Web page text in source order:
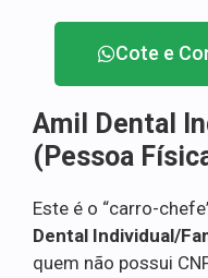
Cote e
Amil Dental
(Pessoa
Este é o “carro-
Dental Individual/
quem não possui